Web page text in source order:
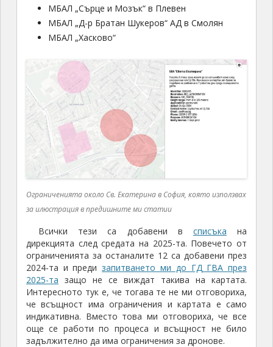
МБАЛ „Сърце и Мозък“ в Плевен
МБАЛ „Д-р Братан Шукеров“ АД в Смолян
МБАЛ „Хасково“
Ограниченията около Св. Екатерина в София, която използвах
за илюстрация в предишните ми статии
Всички тези са добавени в списъка на
дирекцията след средата на 2025-та. Повечето от
ограниченията за останалите 12 са добавени през
2024-та и предизапитването ми до ГД ГВА през
2025-та защо не се виждат такива на картата.
Интересното тук е, че тогава те не ми отговориха,
че всъщност има ограничения и картата е само
индикативна. Вместо това ми отговориха, че все
още се работи по процеса и всъщност не било
задължително да има ограничения за дронове.